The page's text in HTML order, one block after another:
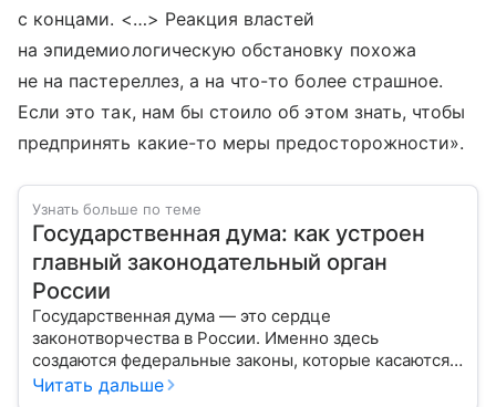
с концами. <…> Реакция властей
на эпидемиологическую обстановку похожа
не на пастереллез, а на что-то более страшное.
Если это так, нам бы стоило об этом знать, чтобы
предпринять какие-то меры предосторожности».
Узнать больше по теме
Государственная дума: как устроен
главный законодательный орган
России
Государственная дума — это сердце
законотворчества в России. Именно здесь
создаются федеральные законы, которые касаются
жизни каждого гражданина: от образования и
Читать дальше